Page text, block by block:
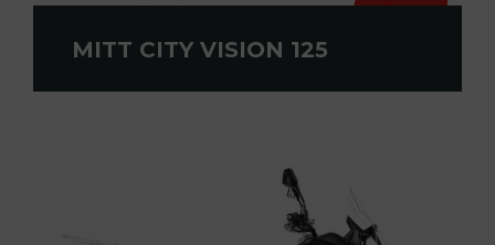
MITT CITY VISION 125